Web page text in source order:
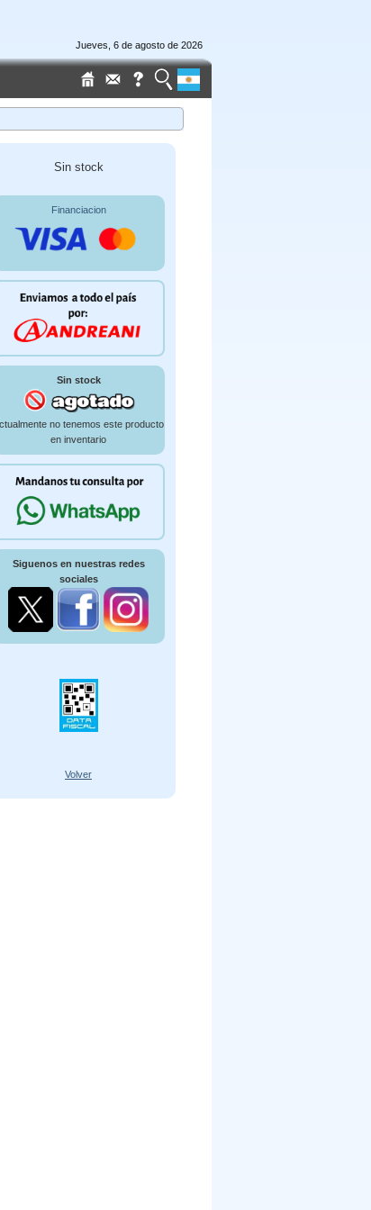
Jueves, 6 de agosto de 2026
Sin stock
Financiacion
Sin stock
no tenemos este producto
en inventario
Siguenos en nuestras redes
sociales
Volver